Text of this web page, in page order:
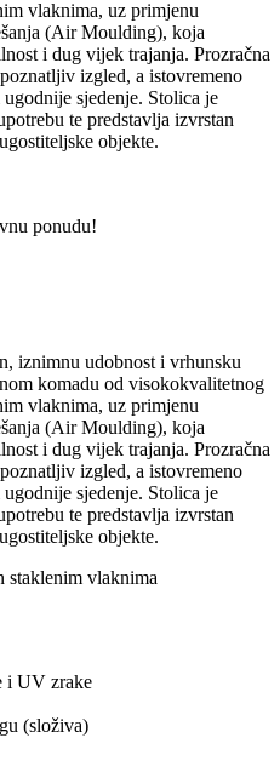
vlaknima, uz primjenu
(Air Moulding), koja
i dug vijek trajanja. Prozračna
izgled, a istovremeno
sjedenje. Stolica je
te predstavlja izvrstan
objekte.
ponudu!
iznimnu udobnost i vrhunsku
komadu od visokokvalitetnog
vlaknima, uz primjenu
(Air Moulding), koja
i dug vijek trajanja. Prozračna
izgled, a istovremeno
sjedenje. Stolica je
te predstavlja izvrstan
objekte.
staklenim vlaknima
i UV zrake
(složiva)